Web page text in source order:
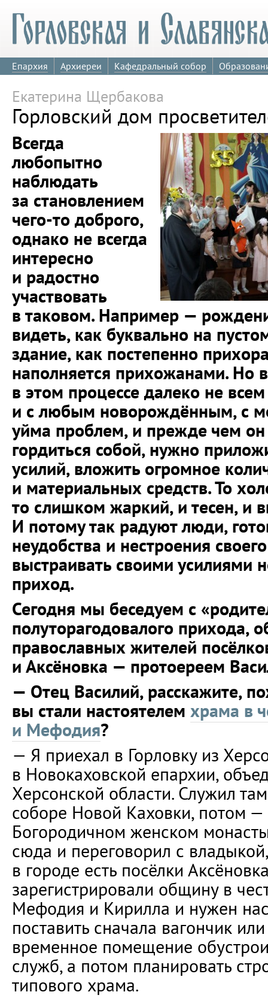
Епархия Архиереи Кафедральный собор
Екатерина Щербакова
Горловский дом
Всегда
любопытно
наблюдать
за становлением
чего-то доброго,
однако не всегда
интересно
и радостно
участвовать
в таковом. Например —
видеть, как буквально на
здание, как постепенно
наполняется прихожанами. Но
в этом процессе далеко не
и с любым новорождённым, с
уйма проблем, и прежде чем он
гордиться собой, нужно
усилий, вложить огромное
и материальных средств. То
то слишком жаркий, и тесен, и
И потому так радуют люди,
неудобства и нестроения
выстраивать своими усилиями
приход.
Сегодня мы беседуем с
полуторагодовалого прихода,
православных жителей
и Аксёновка — протоереем
— Отец Василий, расскажите,
вы стали настоятелем храма в
и Мефодия?
— Я приехал в Горловку из
в Новокаховской епархии,
Херсонской области. Служил
соборе Новой Каховки, потом
Богородичном женском
сюда и переговорил с
в городе есть посёлки
зарегистрировали общину в
Мефодия и Кирилла и нужен
поставить сначала вагончик
временное помещение
служб, а потом планировать
типового храма.